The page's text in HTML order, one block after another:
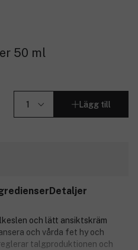
50 ml
Lägg till
Detaljer
och lätt ansiktskräm
och vårda fet hy och
talgproduktionen och